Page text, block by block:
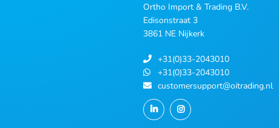
Ortho Import & Trading B.V.
Edisonstraat 3
3861 NE Nijkerk
+31(0)33-2043010
+31(0)33-2043010
customersupport@oitrading.nl